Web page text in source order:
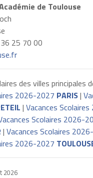
de Toulouse
25 70 00
des villes principales
2026-2027 PARIS|
| Vacances
Scolaires 2026-
| Vacances Scolaires
2026-2027
2026